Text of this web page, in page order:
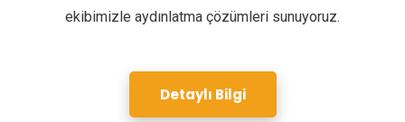
ekibimizle aydınlatma çözümleri sunuyoruz.
Detaylı Bilgi